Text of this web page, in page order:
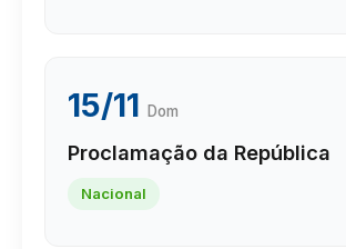
15/11 Dom
Proclamação da República
Nacional